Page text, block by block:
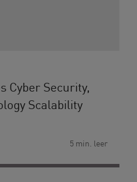
Cyber Security,
Scalability
5 min. leer